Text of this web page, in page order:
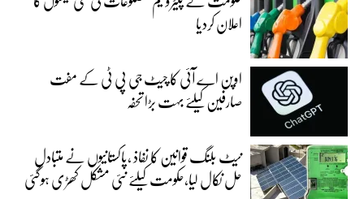
اعلان کردیا
اوپن اے آئی کا چیٹ جی پی ٹی کے مفت
صارفین کیلئے بہت بڑا تحفہ
نیٹ بلنگ قوانین کا نفاذ ،پاکستانیوں نے متبادل
حل نکال لیا،حکومت کیلئے نئی مشکل کھڑی ہوگئی